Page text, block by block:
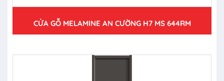
CỬA GỖ MELAMINE AN CƯỜNG H7 MS 644RM